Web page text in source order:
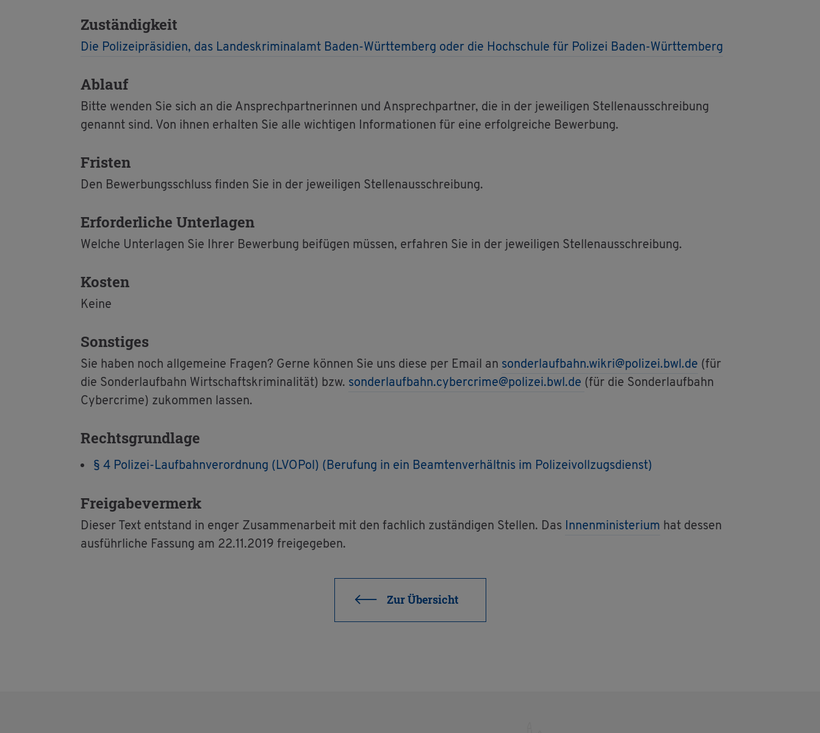
Zu­stän­dig­keit
Die Po­li­zei­prä­si­di­en, das Lan­des­kri­mi­nal­amt Baden-Würt­tem­berg oder die Hoch­schu­le für Po­li­zei Baden-Würt­tem­berg
Ab­lauf
Bitte wen­den Sie sich an die An­sprech­part­ne­rin­nen und An­sprech­part­ner, die in der je­wei­li­gen Stel­len­aus­schrei­bung
ge­nannt sind. Von ihnen er­hal­ten Sie alle wich­ti­gen In­for­ma­tio­nen für eine er­folg­rei­che Be­wer­bung.
Fris­ten
Den Be­wer­bungs­schluss fin­den Sie in der je­wei­li­gen Stel­len­aus­schrei­bung.
Er­for­der­li­che Un­ter­la­gen
Wel­che Un­ter­la­gen Sie Ihrer Be­wer­bung bei­fü­gen müs­sen, er­fah­ren Sie in der je­wei­li­gen Stel­len­aus­schrei­bung.
Kos­ten
Keine
Sons­ti­ges
Sie haben noch all­ge­mei­ne Fra­gen? Gerne kön­nen Sie uns diese per Email an son­der­lauf­bahn.​wikri@​polizei.​bwl.​de (für
die Son­der­lauf­bahn Wirt­schafts­kri­mi­na­li­tät) bzw. son­der­lauf­bahn.​cybercrime@​polizei.​bwl.​de (für die Son­der­lauf­bahn
Cy­ber­crime) zu­kom­men las­sen.
Rechts­grund­la­ge
§ 4 Po­li­zei-Lauf­bahn­ver­ord­nung (LV­O­Pol) (Be­ru­fung in ein Be­am­ten­ver­hält­nis im Po­li­zei­voll­zugs­dienst)
Frei­ga­be­ver­merk
Die­ser Text ent­stand in enger Zu­sam­men­ar­beit mit den fach­lich zu­stän­di­gen Stel­len. Das In­nen­mi­nis­te­ri­um hat des­sen
aus­führ­li­che Fas­sung am 22.11.2019 frei­ge­ge­ben.
Zur Über­sicht